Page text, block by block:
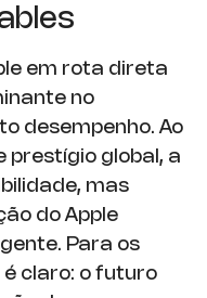
em rota direta
no
desempenho. Ao
prestígio global, a
mas
do Apple
Para os
é claro: o futuro